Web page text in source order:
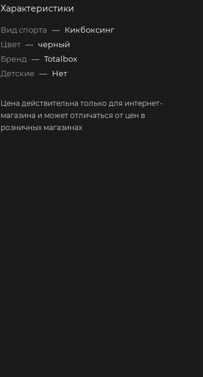
Характеристики
Вид спорта — Кикбоксинг
Цвет — черный
Бренд — Totalbox
Детские — Нет
Цена действительна только для интернет-
магазина и может отличаться от цен в
розничных магазинах